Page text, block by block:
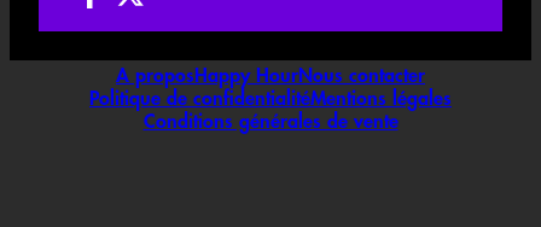
A propos Happy HourNous contacter
Politique de confidentialitéMentions légales
Conditions générales de vente